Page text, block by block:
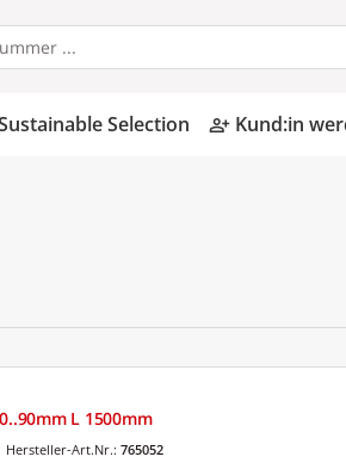
Selection person_add_alt Kund:in
L 1500mm
Hersteller-Art.Nr.: 765052